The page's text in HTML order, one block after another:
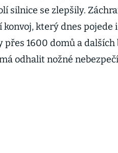
silnice se zlepšily.
konvoj, který dnes pojede
1600 domů a dalších
odhalit nožné